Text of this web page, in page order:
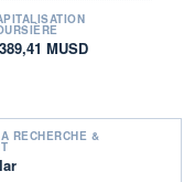
MUSD
RECHERCHE &